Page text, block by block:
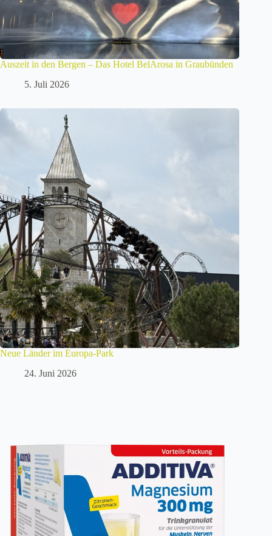
Auszeit in den Bergen – Das Hotel BelArosa in Graubünden
5. Juli 2026
Neue Länder im Europa-Park
24. Juni 2026